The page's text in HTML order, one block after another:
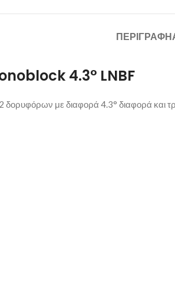
ΠΕΡΙΓΡΑΦΉ
4.3° LNBF
με διαφορά 4.3° διαφορά και